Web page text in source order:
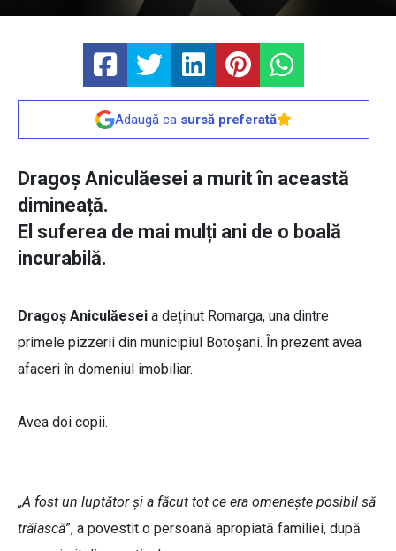
Adaugă ca sursă preferată
Dragoș Aniculăesei a murit în această
dimineață.
El suferea de mai mulți ani de o boală
incurabilă.
Dragoș Aniculăesei a deținut Romarga, una dintre
primele pizzerii din municipiul Botoșani. În prezent avea
afaceri în domeniul imobiliar.
Avea doi copii.
„A fost un luptător și a făcut tot ce era omenește posibil să
trăiască”, a povestit o persoană apropiată familiei, după